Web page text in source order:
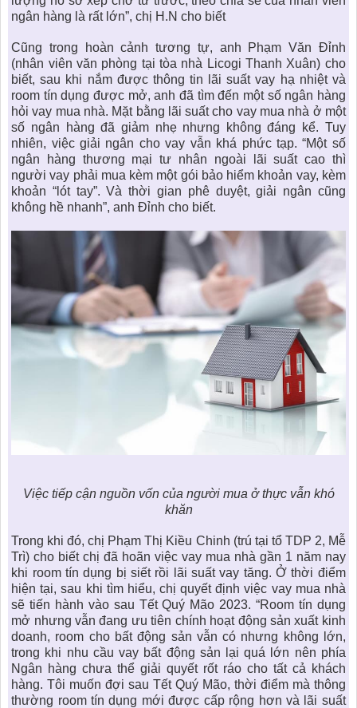
ngân hàng là rất lớn”, chị H.N cho biết
Cũng trong hoàn cảnh tương tự, anh Phạm Văn Đỉnh
(nhân viên văn phòng tại tòa nhà Licogi Thanh Xuân) cho
biết, sau khi nắm được thông tin lãi suất vay hạ nhiệt và
room tín dụng được mở, anh đã tìm đến một số ngân hàng
hỏi vay mua nhà. Mặt bằng lãi suất cho vay mua nhà ở một
số ngân hàng đã giảm nhẹ nhưng không đáng kể. Tuy
nhiên, việc giải ngân cho vay vẫn khá phức tạp. “Một số
ngân hàng thương mại tư nhân ngoài lãi suất cao thì
người vay phải mua kèm một gói bảo hiểm khoản vay, kèm
khoản “lót tay”. Và thời gian phê duyệt, giải ngân cũng
không hề nhanh”, anh Đỉnh cho biết.
Việc tiếp cận nguồn vốn của người mua ở thực vẫn khó
khăn
Trong khi đó, chị Phạm Thị Kiều Chinh (trú tại tổ TDP 2, Mễ
Trì) cho biết chị đã hoãn việc vay mua nhà gần 1 năm nay
khi room tín dụng bị siết rồi lãi suất vay tăng. Ở thời điểm
hiện tại, sau khi tìm hiểu, chị quyết định việc vay mua nhà
sẽ tiến hành vào sau Tết Quý Mão 2023. “Room tín dụng
mở nhưng vẫn đang ưu tiên chính hoạt động sản xuất kinh
doanh, room cho bất động sản vẫn có nhưng không lớn,
trong khi nhu cầu vay bất động sản lại quá lớn nên phía
Ngân hàng chưa thể giải quyết rốt ráo cho tất cả khách
hàng. Tôi muốn đợi sau Tết Quý Mão, thời điểm mà thông
thường room tín dụng mới được cấp rộng hơn và lãi suất